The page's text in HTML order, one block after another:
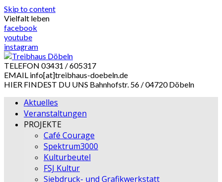
Skip to content
Vielfalt leben
facebook
youtube
instagram
TELEFON 03431 / 605317
EMAIL info[at]treibhaus-doebeln.de
HIER FINDEST DU UNS Bahnhofstr. 56 / 04720 Döbeln
Aktuelles
Veranstaltungen
PROJEKTE
Café Courage
Spektrum3000
Kulturbeutel
FSJ Kultur
Siebdruck- und Grafikwerkstatt